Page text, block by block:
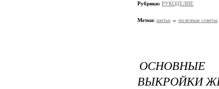
Рубрики: РУКОДЕЛИЕ
Метки: шитье полезные советы
ВЫКРОЙКИ